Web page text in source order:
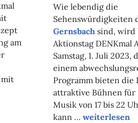
am
mit
Wie lebendig die
Sehenswürdigkeiten
Gernsbach sind, wird
Aktionstag DENKmal
Samstag, 1. Juli 2023,
einem
Programm bieten die
attraktive Bühnen
Musik von 17 bis 22
kann … weiterlesen